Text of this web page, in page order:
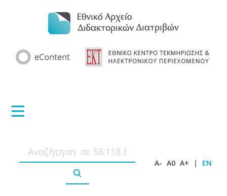
A- A0 A+ | EN